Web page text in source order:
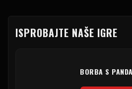
ISPROBAJTE NAŠE IGRE
BORBA S